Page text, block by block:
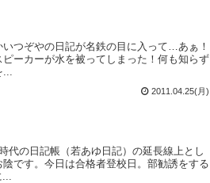
つぞやの日記が名鉄の目に入って…あぁ！
ーカーが水を被ってしまった！何も知らず
...
2011.04.25(月)
代の日記帳（若あゆ日記）の延長線上とし
です。今日は合格者登校日。部勧誘をする